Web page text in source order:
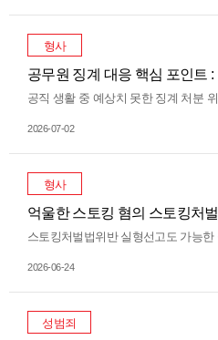
형사
2026-07-02
형사
2026-06-24
성범죄